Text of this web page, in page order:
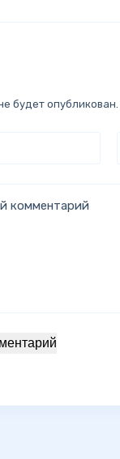
будет опубликован.
комментарий